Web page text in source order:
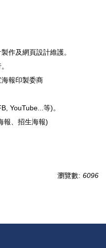
作及網頁設計維護。
報印製委商
YouTube...等)。
報、招生海報)
瀏覽數: 6096